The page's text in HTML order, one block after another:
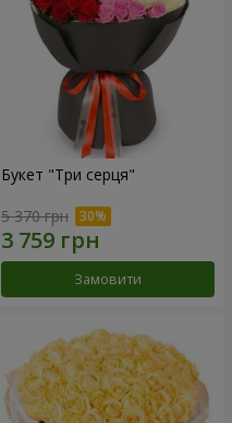
Букет "Три серця"
5 370 грн
Замовити